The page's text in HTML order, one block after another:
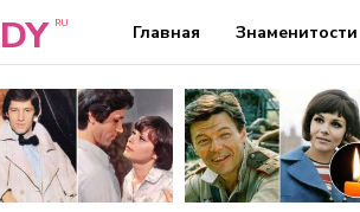
RU Главная Знаменитости